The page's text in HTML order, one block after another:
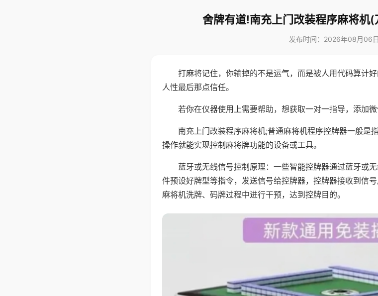
舍牌有道!南充上门改装程序麻将机
发布时间：2026年08月06日
打麻将记住，你输掉的不是运气，而是被人用代码算计
人性最后那点信任。
若你在仪器使用上需要帮助，想获取一对一指导，添加
南充上门改装程序麻将机;普通麻将机程序控牌器一般是
操作就能实现控制麻将牌功能的设备或工具。
蓝牙或无线信号控制原理：一些智能控牌器通过蓝牙或
件预设好牌型等指令，发送信号给控牌器，控牌器接收到信
麻将机洗牌、码牌过程中进行干预，达到控牌目的。